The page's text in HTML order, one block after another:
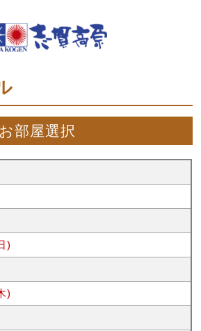
部屋選択
)
)